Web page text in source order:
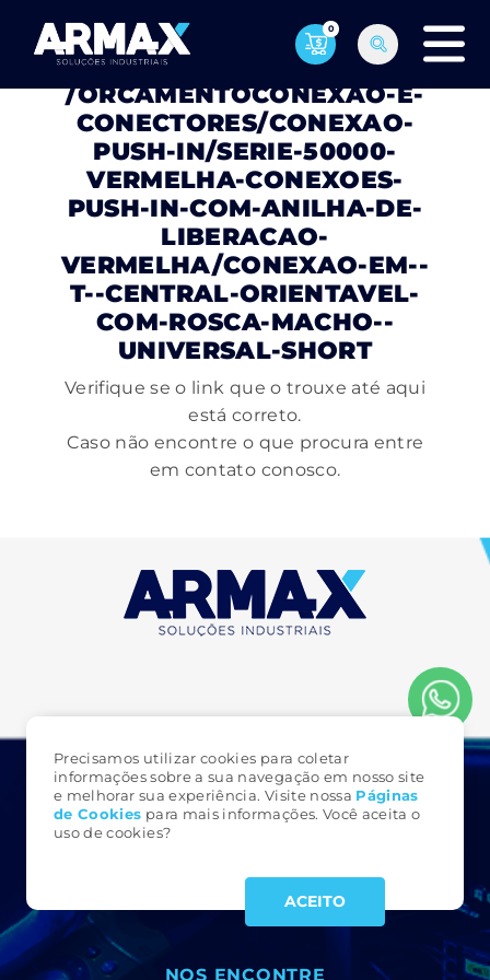
Precisamos utilizar cookies para coletar
informações sobre a sua navegação em nosso site
e melhorar sua experiência. Visite nossa Páginas
de Cookies para mais informações. Você aceita o
uso de cookies?
ACEITO
0
PÁGINA NÃO ENCONTRADA
/ORCAMENTOCONEXAO-E-
CONECTORES/CONEXAO-
PUSH-IN/SERIE-50000-
VERMELHA-CONEXOES-
PUSH-IN-COM-ANILHA-DE-
LIBERACAO-
VERMELHA/CONEXAO-EM--
T--CENTRAL-ORIENTAVEL-
COM-ROSCA-MACHO--
UNIVERSAL-SHORT
Verifique se o link que o trouxe até aqui
está correto.
Caso não encontre o que procura entre
em contato conosco.
NOS ENCONTRE
FALE CONOSCO
armax@armax.com.br